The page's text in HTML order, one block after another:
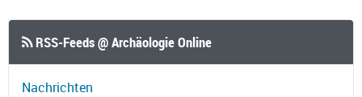
RSS-Feeds @ Archäologie Online
Nachrichten